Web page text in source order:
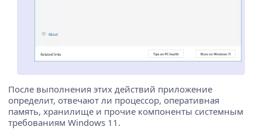
После выполнения этих действий приложение
определит, отвечают ли процессор, оперативная
память, хранилище и прочие компоненты системным
требованиям Windows 11.